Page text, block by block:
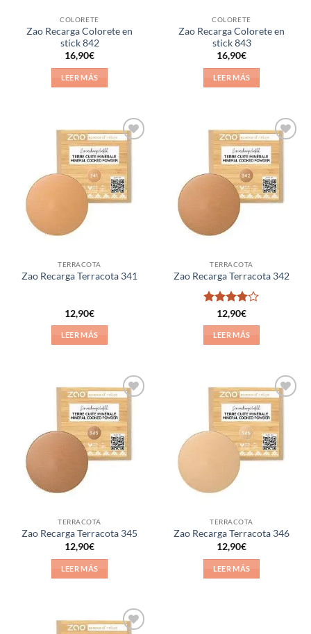
COLORETE
Zao Recarga Colorete en
stick 842
16,90€
LEER MÁS
COLORETE
Zao Recarga Colorete en
stick 843
16,90€
LEER MÁS
Añadir
lista de
deseos
TERRACOTA
Zao Recarga Terracota 341
12,90€
LEER MÁS
Añadir
lista de
deseos
TERRACOTA
Zao Recarga Terracota 342
Valorado
con4de
12,90€
LEER MÁS
Añadir
lista de
deseos
TERRACOTA
Zao Recarga Terracota 345
12,90€
LEER MÁS
Añadir
lista de
deseos
TERRACOTA
Zao Recarga Terracota 346
12,90€
LEER MÁS